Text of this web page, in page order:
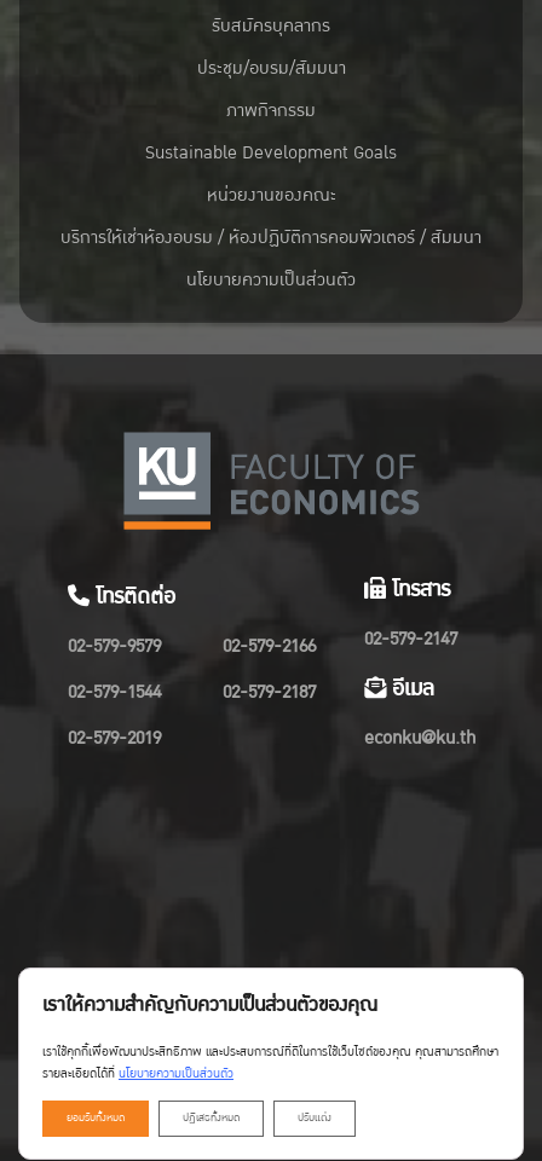
รับสมัครบุคลากร
ประชุม/อบรม/สัมมนา
ภาพกิจกรรม
Sustainable Development Goals
หน่วยงานของคณะ
บริการให้เช่าห้องอบรม / ห้องปฏิบัติการคอมพิวเตอร์ / สัมมนา
นโยบายความเป็นส่วนตัว
โทรติดต่อ
02-579-9579
02-579-1544
02-579-2019
02-579-2166
02-579-2187
โทรสาร
02-579-2147
อีเมล
econku@ku.th
Copyright©Faculty of Economics KU
เราให้ความสำคัญกับความเป็นส่วนตัวของคุณ
เราใช้คุกกี้เพื่อพัฒนาประสิทธิภาพ และประสบการณ์ที่ดีในการใช้เว็บไซต์ของคุณ คุณสามารถศึกษา
รายละเอียดได้ที่นโยบายความเป็นส่วนตัว
ยอมรับทั้งหมด ปฏิเสธทั้งหมด ปรับแต่ง